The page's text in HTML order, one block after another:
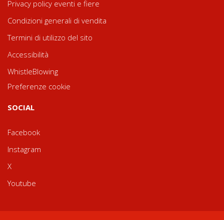
Privacy policy eventi e fiere
Condizioni generali di vendita
Termini di utilizzo del sito
Accessibilità
WhistleBlowing
Preferenze cookie
SOCIAL
Facebook
Instagram
X
Youtube